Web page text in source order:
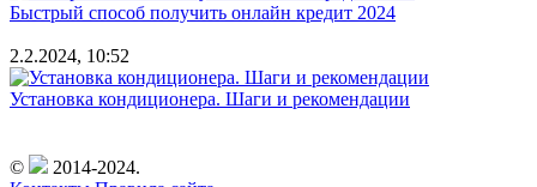
Быстрый способ получить онлайн кредит 2024
2.2.2024, 10:52
Установка кондиционера. Шаги и рекомендации
©
2014-2024.